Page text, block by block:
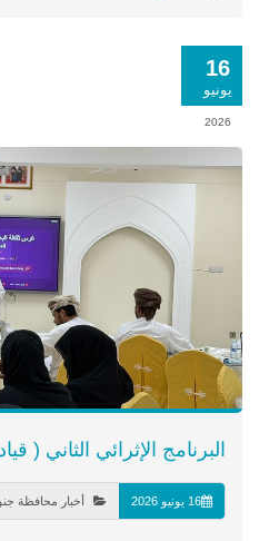
16
يونيو
2026
البرنامج الإثرائي الثاني (
16 يونيو 2026 أخبار محافظة